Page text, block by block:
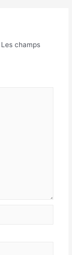
Les champs